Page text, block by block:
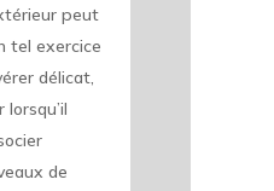
peut
tel exercice
délicat,
de